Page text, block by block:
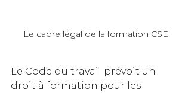
Le cadre légal de la formation CSE
Le Code du travail prévoit un
droit à formation pour les